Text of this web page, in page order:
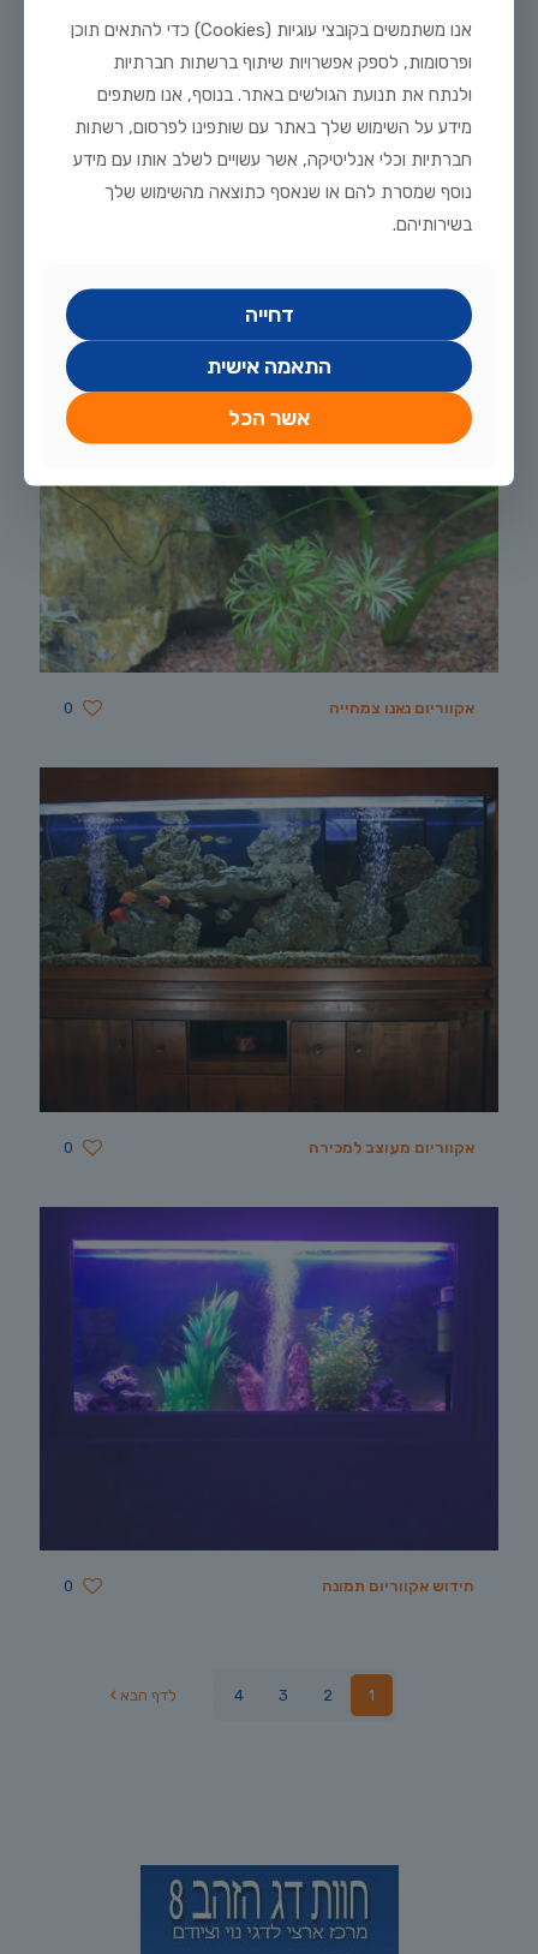
אקווריום נאנו צמחייה 0
אקווריום מעוצב למכירה 0
חידוש אקווריום תמונה 0
1
2
3
4 לדף הבא
אנו משתמשים בקובצי עוגיות (Cookies) כדי להתאים תוכן
ופרסומות, לספק אפשרויות שיתוף ברשתות חברתיות
ולנתח את תנועת הגולשים באתר. בנוסף, אנו משתפים
מידע על השימוש שלך באתר עם שותפינו לפרסום, רשתות
חברתיות וכלי אנליטיקה, אשר עשויים לשלב אותו עם מידע
נוסף שמסרת להם או שנאסף כתוצאה מהשימוש שלך
בשירותיהם.
דחייה
התאמה אישית
אשר הכל